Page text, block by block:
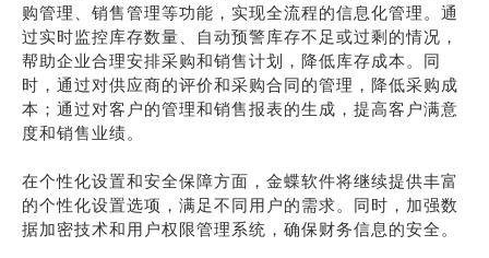
购管理、销售管理等功能，实现全流程的信息化管理。通
过实时监控库存数量、自动预警库存不足或过剩的情况，
帮助企业合理安排采购和销售计划，降低库存成本。同
时，通过对供应商的评价和采购合同的管理，降低采购成
本；通过对客户的管理和销售报表的生成，提高客户满意
度和销售业绩。
在个性化设置和安全保障方面，金蝶软件将继续提供丰富
的个性化设置选项，满足不同用户的需求。同时，加强数
据加密技术和用户权限管理系统，确保财务信息的安全。